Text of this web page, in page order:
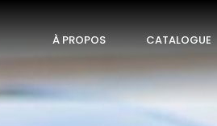
À PROPOS CATALOGUE